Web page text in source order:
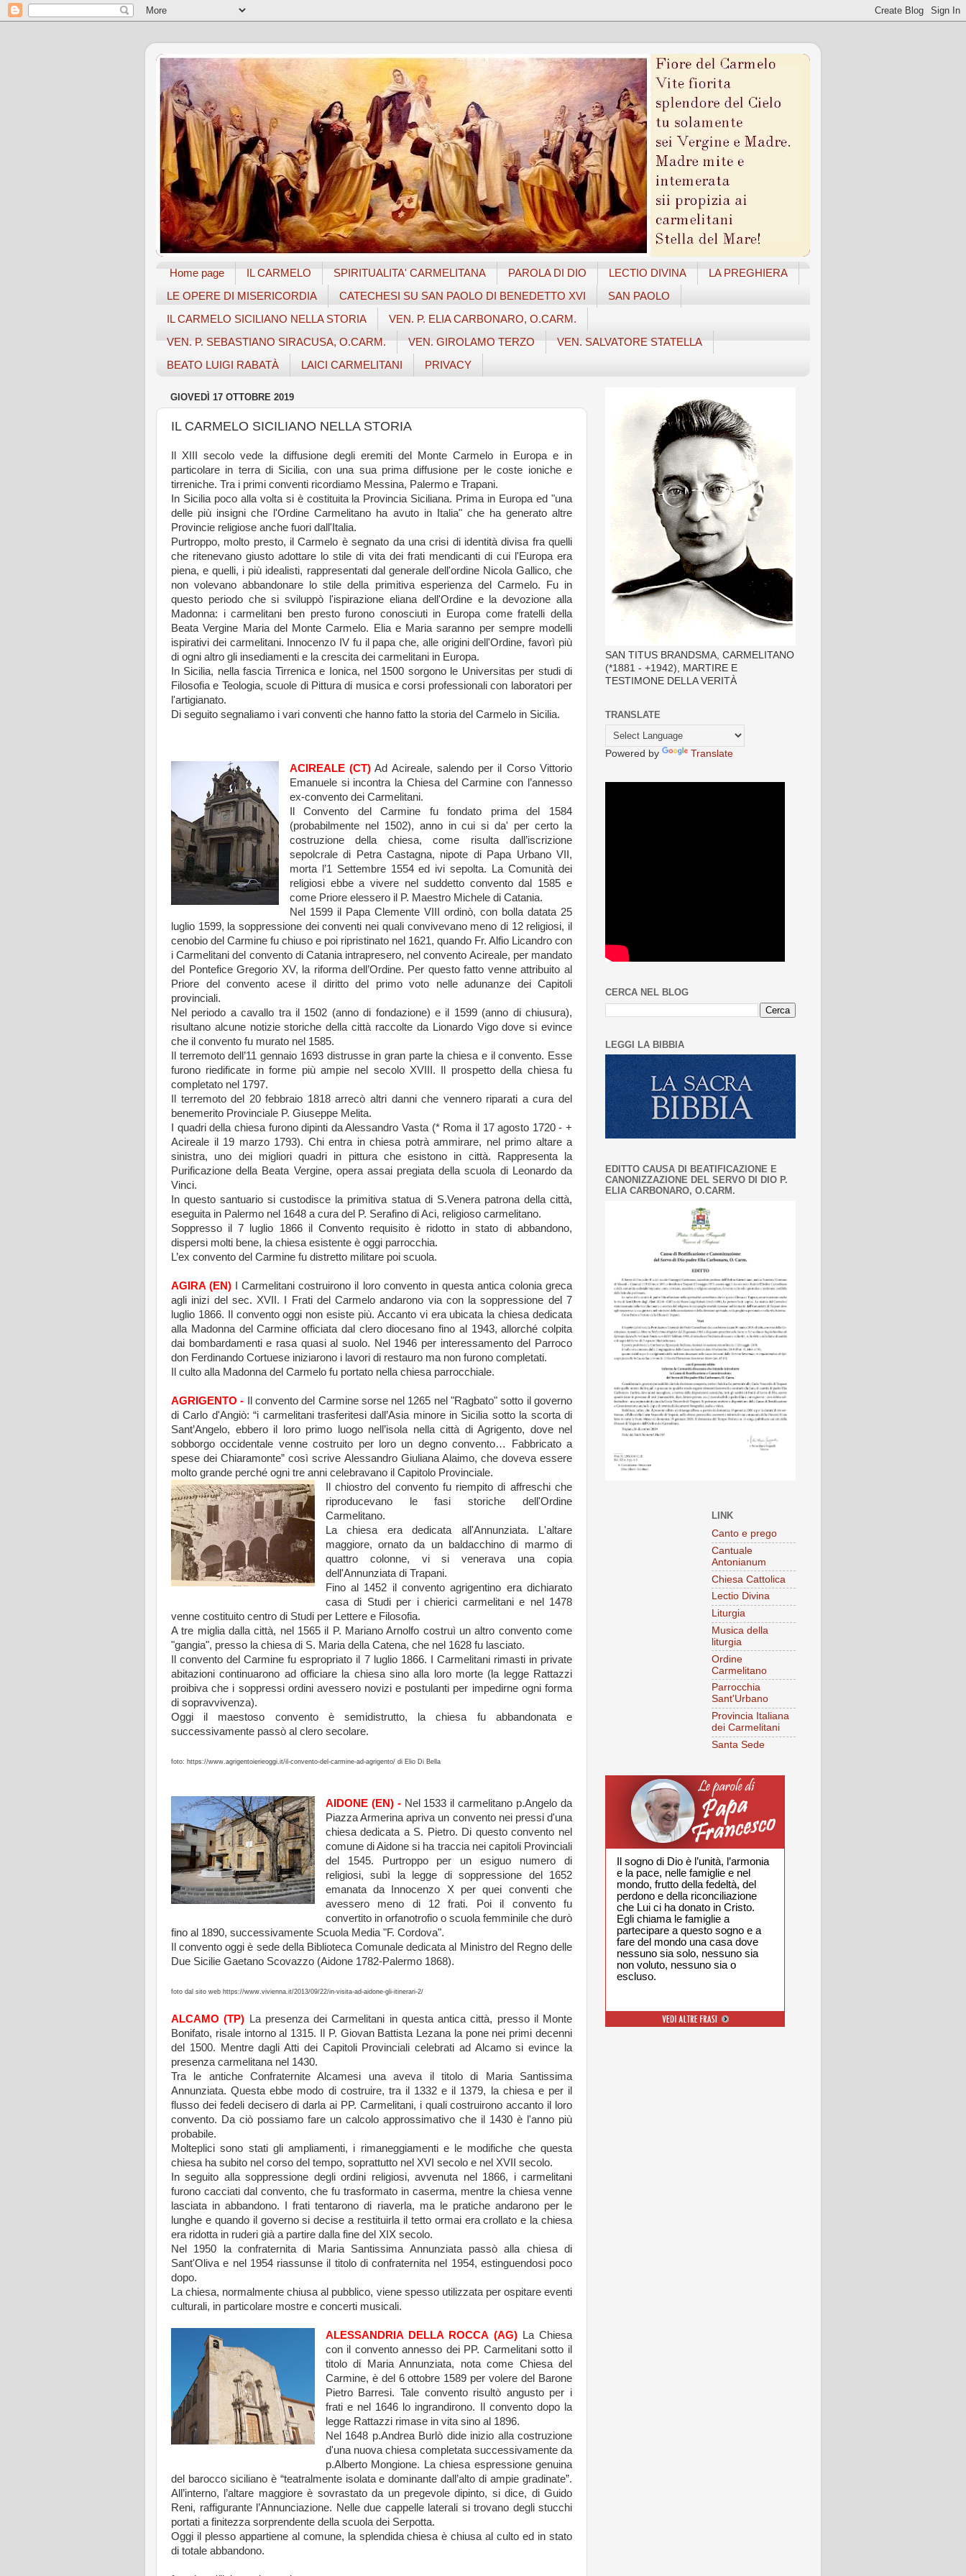
Home page IL CARMELO SPIRITUALITA' CARMELITANA PAROLA DI DIO LECTIO DIVINA
LA PREGHIERA
LE OPERE DI MISERICORDIA
CATECHESI SU SAN PAOLO DI BENEDETTO XVI
SAN PAOLO
IL CARMELO SICILIANO NELLA STORIA
VEN. P. ELIA CARBONARO, O.CARM.
VEN. P. SEBASTIANO SIRACUSA, O.CARM.
VEN. GIROLAMO TERZO
VEN. SALVATORE STATELLA
BEATO LUIGI RABATÀ
LAICI CARMELITANI PRIVACY
GIOVEDÌ 17 OTTOBRE 2019
IL CARMELO SICILIANO NELLA STORIA
Il XIII secolo vede la diffusione degli eremiti del Monte Carmelo in Europa e in
particolare in terra di Sicilia, con una sua prima diffusione per le coste ioniche e
tirreniche. Tra i primi conventi ricordiamo Messina, Palermo e Trapani.
In Sicilia poco alla volta si è costituita la Provincia Siciliana. Prima in Europa ed "una
delle più insigni che l'Ordine Carmelitano ha avuto in Italia" che ha generato altre
Provincie religiose anche fuori dall'Italia.
Purtroppo, molto presto, il Carmelo è segnato da una crisi di identità divisa fra quelli
che ritenevano giusto adottare lo stile di vita dei frati mendicanti di cui l'Europa era
piena, e quelli, i più idealisti, rappresentati dal generale dell'ordine Nicola Gallico, che
non volevano abbandonare lo stile della primitiva esperienza del Carmelo. Fu in
questo periodo che si sviluppò l'ispirazione eliana dell'Ordine e la devozione alla
Madonna: i carmelitani ben presto furono conosciuti in Europa come fratelli della
Beata Vergine Maria del Monte Carmelo. Elia e Maria saranno per sempre modelli
ispirativi dei carmelitani. Innocenzo IV fu il papa che, alle origini dell'Ordine, favorì più
di ogni altro gli insediamenti e la crescita dei carmelitani in Europa.
In Sicilia, nella fascia Tirrenica e Ionica, nel 1500 sorgono le Universitas per studi di
Filosofia e Teologia, scuole di Pittura di musica e corsi professionali con laboratori per
l'artigianato.
Di seguito segnaliamo i vari conventi che hanno fatto la storia del Carmelo in Sicilia.
ACIREALE (CT) Ad Acireale, salendo per il Corso Vittorio
Emanuele si incontra la Chiesa del Carmine con l’annesso
ex-convento dei Carmelitani.
Il Convento del Carmine fu fondato prima del 1584
(probabilmente nel 1502), anno in cui si da' per certo la
costruzione della chiesa, come risulta dall’iscrizione
sepolcrale di Petra Castagna, nipote di Papa Urbano VII,
morta l’1 Settembre 1554 ed ivi sepolta. La Comunità dei
religiosi ebbe a vivere nel suddetto convento dal 1585 e
come Priore elessero il P. Maestro Michele di Catania.
Nel 1599 il Papa Clemente VIII ordinò, con bolla datata 25
luglio 1599, la soppressione dei conventi nei quali convivevano meno di 12 religiosi, il
cenobio del Carmine fu chiuso e poi ripristinato nel 1621, quando Fr. Alfio Licandro con
i Carmelitani del convento di Catania intrapresero, nel convento Acireale, per mandato
del Pontefice Gregorio XV, la riforma dell’Ordine. Per questo fatto venne attribuito al
Priore del convento acese il diritto del primo voto nelle adunanze dei Capitoli
provinciali.
Nel periodo a cavallo tra il 1502 (anno di fondazione) e il 1599 (anno di chiusura),
risultano alcune notizie storiche della città raccolte da Lionardo Vigo dove si evince
che il convento fu murato nel 1585.
Il terremoto dell’11 gennaio 1693 distrusse in gran parte la chiesa e il convento. Esse
furono riedificate in forme più ampie nel secolo XVIII. Il prospetto della chiesa fu
completato nel 1797.
Il terremoto del 20 febbraio 1818 arrecò altri danni che vennero riparati a cura del
benemerito Provinciale P. Giuseppe Melita.
I quadri della chiesa furono dipinti da Alessandro Vasta (* Roma il 17 agosto 1720 - +
Acireale il 19 marzo 1793). Chi entra in chiesa potrà ammirare, nel primo altare a
sinistra, uno dei migliori quadri in pittura che esistono in città. Rappresenta la
Purificazione della Beata Vergine, opera assai pregiata della scuola di Leonardo da
Vinci.
In questo santuario si custodisce la primitiva statua di S.Venera patrona della città,
eseguita in Palermo nel 1648 a cura del P. Serafino di Aci, religioso carmelitano.
Soppresso il 7 luglio 1866 il Convento requisito è ridotto in stato di abbandono,
dispersi molti bene, la chiesa esistente è oggi parrocchia.
L’ex convento del Carmine fu distretto militare poi scuola.
AGIRA (EN)
I Carmelitani costruirono il loro convento in questa antica colonia greca
agli inizi del sec. XVII. I Frati del Carmelo andarono via con la soppressione del 7
luglio 1866. Il convento oggi non esiste più. Accanto vi era ubicata la chiesa dedicata
alla Madonna del Carmine officiata dal clero diocesano fino al 1943, allorché colpita
dai bombardamenti e rasa quasi al suolo. Nel 1946 per interessamento del Parroco
don Ferdinando Cortuese iniziarono i lavori di restauro ma non furono completati.
Il culto alla Madonna del Carmelo fu portato nella chiesa parrocchiale.
AGRIGENTO - Il convento del Carmine sorse nel 1265 nel "Ragbato" sotto il governo
di Carlo d'Angiò: “i carmelitani trasferitesi dall’Asia minore in Sicilia sotto la scorta di
Sant’Angelo, ebbero il loro primo luogo nell’isola nella città di Agrigento, dove nel
sobborgo occidentale venne costruito per loro un degno convento… Fabbricato a
spese dei Chiaramonte” così scrive Alessandro Giuliana Alaimo, che doveva essere
molto grande perché ogni tre anni celebravano il Capitolo Provinciale.
Il chiostro del convento fu riempito di affreschi che
riproducevano le fasi storiche dell'Ordine
Carmelitano.
La chiesa era dedicata all'Annunziata. L'altare
maggiore, ornato da un baldacchino di marmo di
quattro colonne, vi si venerava una copia
dell'Annunziata di Trapani.
Fino al 1452 il convento agrigentino era dichiarato
casa di Studi per i chierici carmelitani e nel 1478
venne costituito centro di Studi per Lettere e Filosofia.
A tre miglia dalla città, nel 1565 il P. Mariano Arnolfo costruì un altro convento come
"gangia", presso la chiesa di S. Maria della Catena, che nel 1628 fu lasciato.
Il convento del Carmine fu espropriato il 7 luglio 1866. I Carmelitani rimasti in private
abitazioni continuarono ad officiare la chiesa sino alla loro morte (la legge Rattazzi
proibiva che i soppressi ordini avessero novizi e postulanti per impedirne ogni forma
di sopravvivenza).
Oggi il maestoso convento è semidistrutto, la chiesa fu abbandonata e
successivamente passò al clero secolare.
foto: https://www.agrigentoierieoggi.it/il-convento-del-carmine-ad-agrigento/ di Elio Di Bella
AIDONE (EN) - Nel 1533 il carmelitano p.Angelo da
Piazza Armerina apriva un convento nei pressi d'una
chiesa dedicata a S. Pietro. Di questo convento nel
comune di Aidone si ha traccia nei capitoli Provinciali
del 1545. Purtroppo per un esiguo numero di
religiosi, subì la legge di soppressione del 1652
emanata da Innocenzo X per quei conventi che
avessero meno di 12 frati. Poi il convento fu
convertito in orfanotrofio o scuola femminile che durò
fino al 1890, successivamente Scuola Media "F. Cordova".
Il convento oggi è sede della Biblioteca Comunale dedicata al Ministro del Regno delle
Due Sicilie Gaetano Scovazzo (Aidone 1782-Palermo 1868).
foto dal sito web https://www.vivienna.it/2013/09/22/in-visita-ad-aidone-gli-itinerari-2/
ALCAMO (TP) La presenza dei Carmelitani in questa antica città, presso il Monte
Bonifato, risale intorno al 1315. Il P. Giovan Battista Lezana la pone nei primi decenni
del 1500. Mentre dagli Atti dei Capitoli Provinciali celebrati ad Alcamo si evince la
presenza carmelitana nel 1430.
Tra le antiche Confraternite Alcamesi una aveva il titolo di Maria Santissima
Annunziata. Questa ebbe modo di costruire, tra il 1332 e il 1379, la chiesa e per il
flusso dei fedeli decisero di darla ai PP. Carmelitani, i quali costruirono accanto il loro
convento. Da ciò possiamo fare un calcolo approssimativo che il 1430 è l'anno più
probabile.
Molteplici sono stati gli ampliamenti, i rimaneggiamenti e le modifiche che questa
chiesa ha subito nel corso del tempo, soprattutto nel XVI secolo e nel XVII secolo.
In seguito alla soppressione degli ordini religiosi, avvenuta nel 1866, i carmelitani
furono cacciati dal convento, che fu trasformato in caserma, mentre la chiesa venne
lasciata in abbandono. I frati tentarono di riaverla, ma le pratiche andarono per le
lunghe e quando il governo si decise a restituirla il tetto ormai era crollato e la chiesa
era ridotta in ruderi già a partire dalla fine del XIX secolo.
Nel 1950 la confraternita di Maria Santissima Annunziata passò alla chiesa di
Sant'Oliva e nel 1954 riassunse il titolo di confraternita nel 1954, estinguendosi poco
dopo.
La chiesa, normalmente chiusa al pubblico, viene spesso utilizzata per ospitare eventi
culturali, in particolare mostre e concerti musicali.
ALESSANDRIA DELLA ROCCA (AG)La Chiesa
con il convento annesso dei PP. Carmelitani sotto il
titolo di Maria Annunziata, nota come Chiesa del
Carmine, è del 6 ottobre 1589 per volere del Barone
Pietro Barresi. Tale convento risultò angusto per i
frati e nel 1646 lo ingrandirono. Il convento dopo la
legge Rattazzi rimase in vita sino al 1896.
Nel 1648 p.Andrea Burlò dide inizio alla costruzione
d'una nuova chiesa completata successivamente da
p.Alberto Mongione. La chiesa espressione genuina
del barocco siciliano è “teatralmente isolata e dominante dall’alto di ampie gradinate”.
All’interno, l’altare maggiore è sovrastato da un pregevole dipinto, si dice, di Guido
Reni, raffigurante l’Annunciazione. Nelle due cappelle laterali si trovano degli stucchi
portati a finitezza sorprendente della scuola dei Serpotta.
Oggi il plesso appartiene al comune, la splendida chiesa è chiusa al culto ed in stato
di totale abbandono.
SAN TITUS BRANDSMA, CARMELITANO
(*1881 - +1942), MARTIRE E
TESTIMONE DELLA VERITÀ
TRANSLATE
Powered by Translate
CERCA NEL BLOG
LEGGI LA BIBBIA
EDITTO CAUSA DI BEATIFICAZIONE E
CANONIZZAZIONE DEL SERVO DI DIO P.
ELIA CARBONARO, O.CARM.
LINK
Canto e prego
Cantuale
Antonianum
Chiesa Cattolica
Lectio Divina
Liturgia
Musica della
liturgia
Ordine
Carmelitano
Parrocchia
Sant'Urbano
Provincia Italiana
dei Carmelitani
Santa Sede
Il sogno di Dio è l’unità, l’armonia
e la pace, nelle famiglie e nel
mondo, frutto della fedeltà, del
perdono e della riconciliazione
che Lui ci ha donato in Cristo.
Egli chiama le famiglie a
partecipare a questo sogno e a
fare del mondo una casa dove
nessuno sia solo, nessuno sia
non voluto, nessuno sia o
escluso.